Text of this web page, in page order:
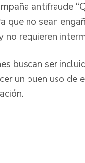
antifraude
que no sean
requieren
buscan ser
un buen uso de